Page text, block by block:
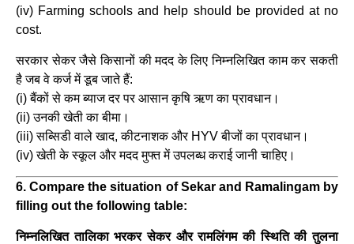
(iv) Farming schools and help should be provided at no
cost.
सरकार सेकर जैसे किसानों की मदद के लिए निम्नलिखित काम कर सकती
है जब वे कर्ज में डूब जाते हैं:
(i) बैंकों से कम ब्याज दर पर आसान कृषि ऋण का प्रावधान।
(ii) उनकी खेती का बीमा।
(iii) सब्सिडी वाले खाद, कीटनाशक और HYV बीजों का प्रावधान।
(iv) खेती के स्कूल और मदद मुफ्त में उपलब्ध कराई जानी चाहिए।
6. Compare the situation of Sekar and Ramalingam by
filling out the following table:
निम्नलिखित तालिका भरकर सेकर और रामलिंगम की स्थिति की तुलना